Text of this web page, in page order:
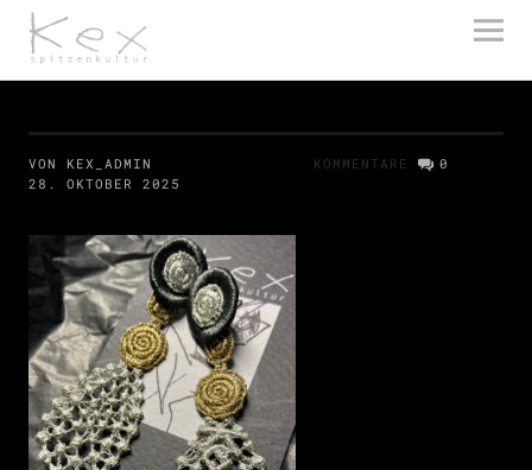
kex spitzenkultur
VON KEX_ADMIN
28. OKTOBER 2025
KOMMENTARE 0